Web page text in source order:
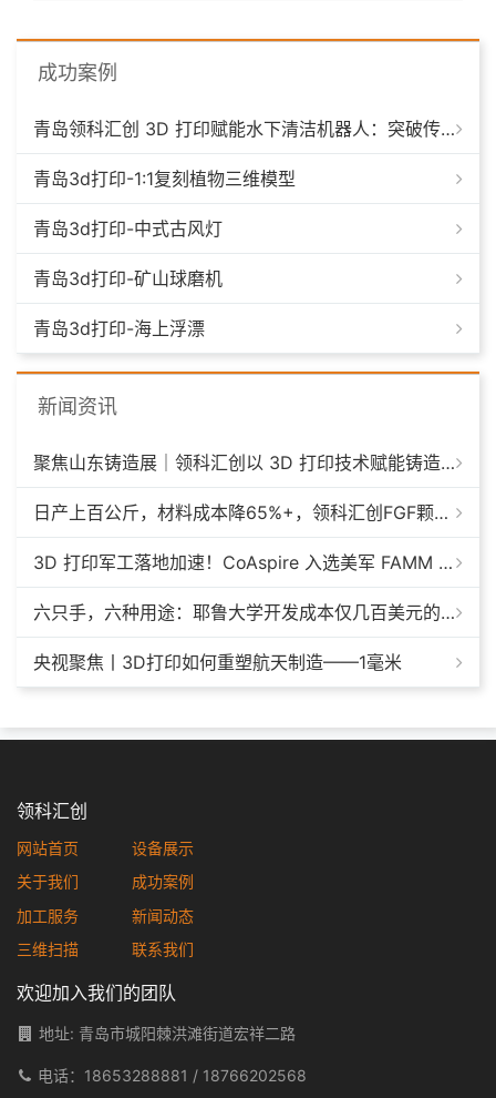
成功案例
青岛领科汇创 3D 打印赋能水下清洁机器人：突破传统制造，深耕海洋智能装备新场景
青岛3d打印-1:1复刻植物三维模型
青岛3d打印-中式古风灯
青岛3d打印-矿山球磨机
青岛3d打印-海上浮漂
新闻资讯
聚焦山东铸造展｜领科汇创以 3D 打印技术赋能铸造模具革新
日产上百公斤，材料成本降65%+，领科汇创FGF颗粒料3D打印机
3D 打印军工落地加速！CoAspire 入选美军 FAMM 导弹项目，RAACM 巡航导弹依托增材制造推进量产
六只手，六种用途：耶鲁大学开发成本仅几百美元的3D打印多功能假肢套装
央视聚焦丨3D打印如何重塑航天制造——1毫米
领科汇创
网站首页
关于我们
加工服务
三维扫描
设备展示
成功案例
新闻动态
联系我们
欢迎加入我们的团队
地址: 青岛市城阳棘洪滩街道宏祥二路
电话： 18653288881 / 18766202568